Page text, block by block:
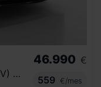
BLACK LINE 35 TDI 110KW (150CV) S TRONIC
46.990 €
559
€/mes